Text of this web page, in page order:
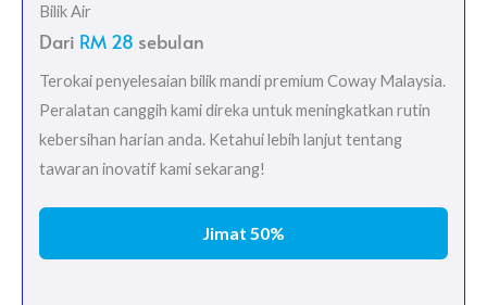
Bilik Air
Dari RM 28 sebulan
Terokai penyelesaian bilik mandi premium Coway Malaysia.
Peralatan canggih kami direka untuk meningkatkan rutin
kebersihan harian anda. Ketahui lebih lanjut tentang
tawaran inovatif kami sekarang!
Jimat 50%